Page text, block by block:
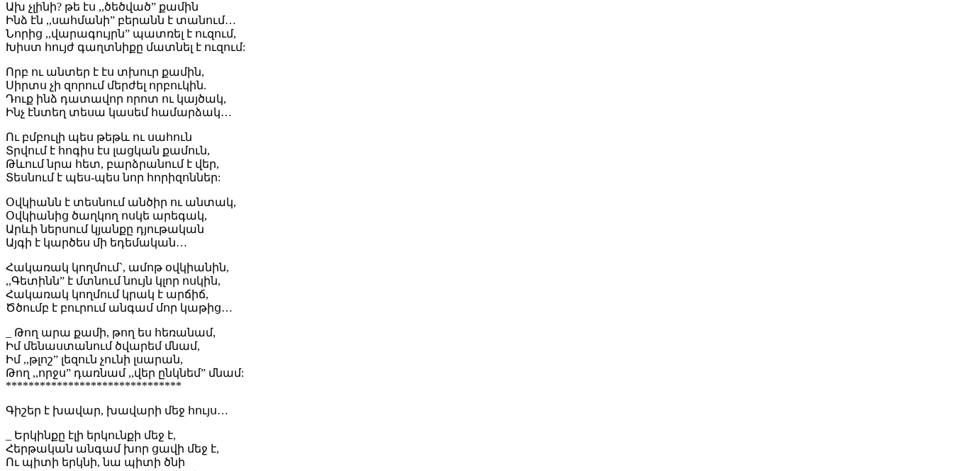
Ախ չլինի? թե էս ,,ծեծված” քամին
Ինձ էն ,,սահմանի” բերանն է տանում…
Նորից ,,վարագույրն” պատռել է ուզում,
Խիստ հույժ գաղտնիքը մատնել է ուզում:
Որբ ու անտեր է էս տխուր քամին,
Սիրտս չի զորում մերժել որբուկին.
Դուք ինձ դատավոր որոտ ու կայծակ,
Ինչ էնտեղ տեսա կասեմ համարձակ…
Ու բմբուլի պես թեթև ու սահուն
Տրվում է հոգիս էս լացկան քամուն,
Թևում նրա հետ, բարձրանում է վեր,
Տեսնում է պես-պես նոր հորիզոններ:
Օվկիանն է տեսնում անծիր ու անտակ,
Օվկիանից ծաղկող ոսկե արեգակ,
Արևի ներսում կյանքը դյութական
Այգի է կարծես մի եդեմական…
Հակառակ կողմում`, ամոթ օվկիանին,
,,Գետինն” է մտնում նույն կլոր ոսկին,
Հակառակ կողմում կրակ է արճիճ,
Ծծումբ է բուրում անգամ մոր կաթից…
_ Թող արա քամի, թող ես հեռանամ,
Իմ մենաստանում ծվարեմ մնամ,
Իմ ,,թլոշ” լեզուն չունի լսարան,
Թող ,,որջս” դառնամ ,,վեր ընկնեմ” մնամ:
*******************************
Գիշեր է խավար, խավարի մեջ հույս…
_ Երկինքը էլի երկունքի մեջ է,
Հերթական անգամ խոր ցավի մեջ է,
Ու պիտի երկնի, նա պիտի ծնի